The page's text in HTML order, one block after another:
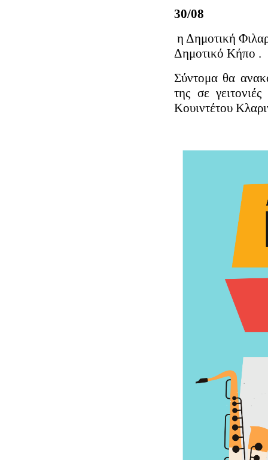
30/08
η Δημοτική
Δημοτικό Κήπο .
Σύντομα θα
της σε
Κουιντέτου